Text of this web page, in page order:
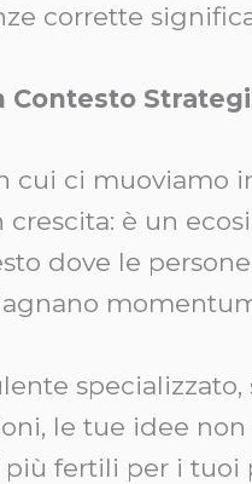
corrette
Contesto
cui ci
è un
dove le
le tue idee
fertili per i